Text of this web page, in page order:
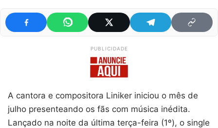
PUBLICIDADE
A cantora e compositora Liniker iniciou o mês de
julho presenteando os fãs com música inédita.
Lançado na noite da última terça-feira (1º), o single